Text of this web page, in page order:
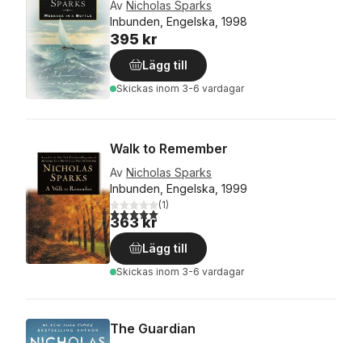
Av Nicholas Sparks
Inbunden, Engelska, 1998
395 kr
Lägg till
Skickas inom 3-6 vardagar
Walk to Remember
Av Nicholas Sparks
Inbunden, Engelska, 1999
5,0utav 5 stjärnor. Totalt antal röster:
(1)
363 kr
Lägg till
Skickas inom 3-6 vardagar
The Guardian